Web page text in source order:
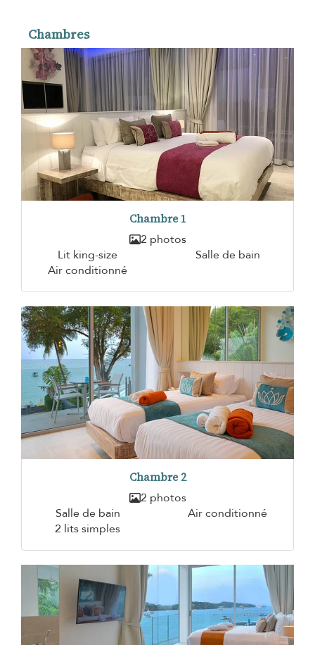
Chambres
Chambre 1
2 photos
Lit king-size
Salle de bain
Air conditionné
Chambre 2
2 photos
Salle de bain
Air conditionné
2 lits simples